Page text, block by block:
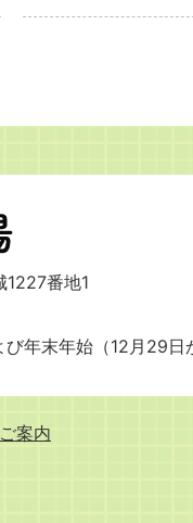
1227番地1
び年末年始（12月29日
案内